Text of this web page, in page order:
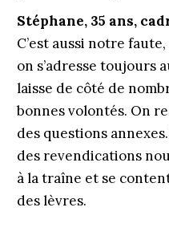
Stéphane, 35 ans,
C’est aussi notre
on s’adresse toujours
laisse de côté de
bonnes volontés. On
des questions
des revendications
à la traîne et se
des lèvres.